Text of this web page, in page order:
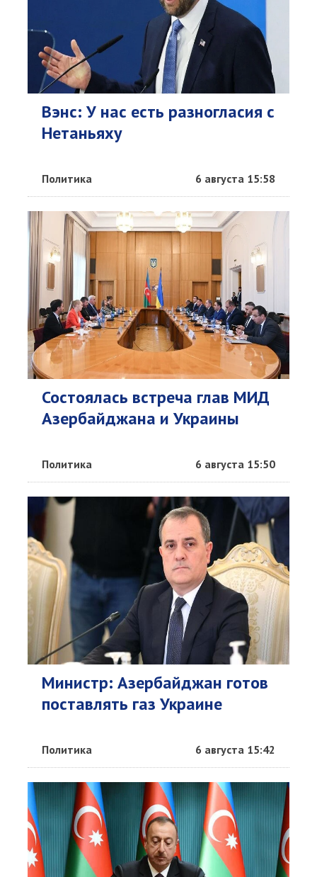
Вэнс: У нас есть разногласия с
Нетаньяху
Политика 6 августа 15:58
Состоялась встреча глав МИД
Азербайджана и Украины
Политика 6 августа 15:50
Министр: Азербайджан готов
поставлять газ Украине
Политика 6 августа 15:42